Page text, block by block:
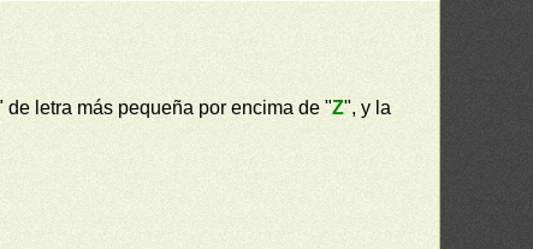
de letra más pequeña por encima de "Z", y la